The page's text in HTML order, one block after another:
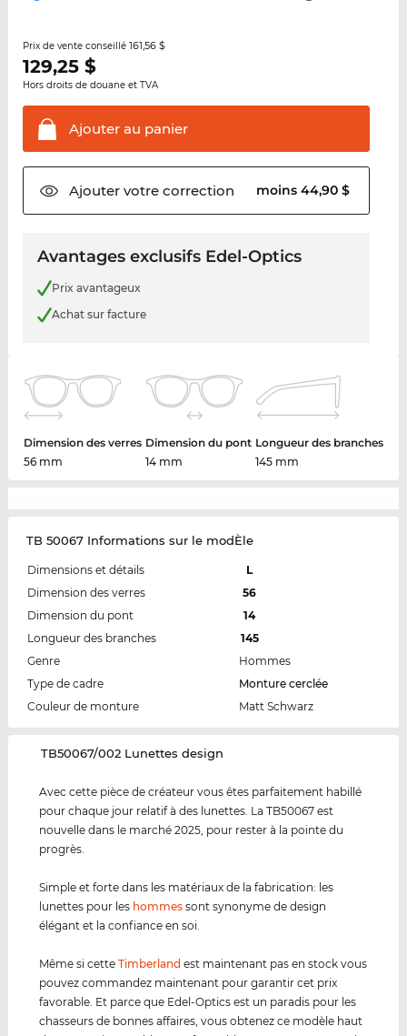
Prix de vente conseillé 161,56 $
129,25$
Hors droits de douane et TVA
Ajouter au panier
Ajouter votrecorrection moins 44,90 $
Avantages exclusifs Edel-Optics
Prix avantageux
Achat sur facture
Dimension des verres
56 mm
Dimension du pont
14 mm
Longueur des branches
145 mm
TB 50067 Informations sur le modÈle
Dimensions et détails
L
Dimension des verres
56
Dimension du pont
14
Longueur des branches
145
Genre
Hommes
Type de cadre
Monture cerclée
Couleur de monture
Matt Schwarz
‌TB50067/002 Lunettes design
Avec cette pièce de créateur vous êtes parfaitement habillé
pour chaque jour relatif à des lunettes. La TB50067 est
nouvelle dans le marché 2025, pour rester à la pointe du
progrès.
Simple et forte dans les matériaux de la fabrication: les
lunettes pour les hommes sont synonyme de design
élégant et la confiance en soi.
Même si cetteTimberland est maintenant pas en stock vous
pouvez commandez maintenant pour garantir cet prix
favorable. Et parce que Edel-Optics est un paradis pour les
chasseurs de bonnes affaires, vous obtenez ce modèle haut